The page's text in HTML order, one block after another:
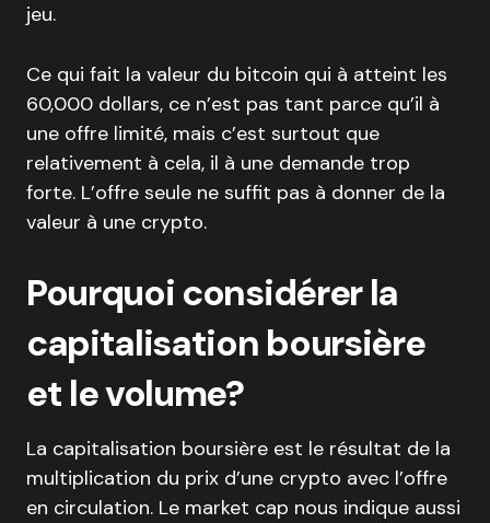
jeu.
Ce qui fait la valeur du bitcoin qui à atteint les
60,000 dollars, ce n’est pas tant parce qu’il à
une offre limité, mais c’est surtout que
relativement à cela, il à une demande trop
forte. L’offre seule ne suffit pas à donner de la
valeur à une crypto.
Pourquoi considérer la
capitalisation boursière
et le volume?
La capitalisation boursière est le résultat de la
multiplication du prix d’une crypto avec l’offre
en circulation. Le market cap nous indique aussi